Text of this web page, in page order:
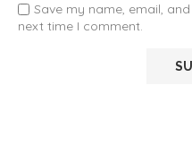
Save my name, email,
next time I comment.